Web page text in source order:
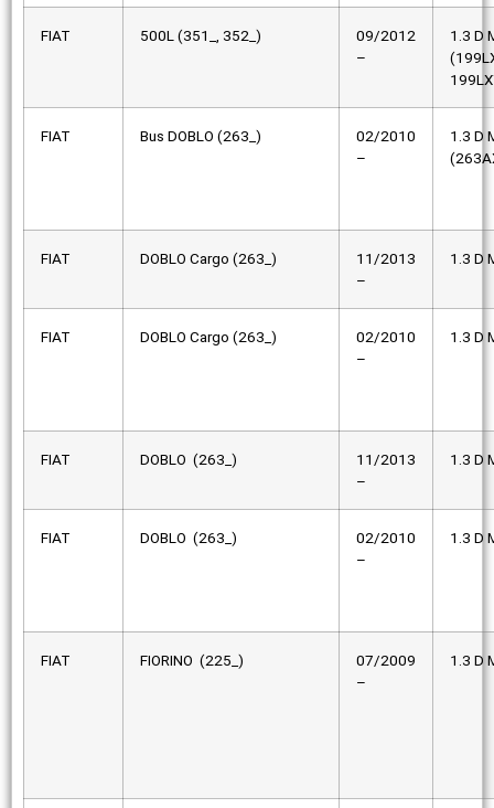
FIAT 500L (351_, 352_)
09/2012
–
1.3 D
FIAT Bus DOBLO (263_)
02/2010
–
1.3 D
FIAT DOBLO Cargo (263_)
11/2013
–
1.3 D
FIAT DOBLO Cargo (263_)
02/2010
–
1.3 D
FIAT DOBLO (263_)
11/2013
–
1.3 D
FIAT DOBLO (263_)
02/2010
–
1.3 D
FIAT FIORINO (225_)
07/2009
–
1.3 D